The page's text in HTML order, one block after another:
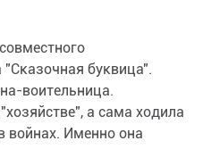
"Сказочная буквица".
воительница.
а сама ходила
войнах. Именно она
чарами, силой и